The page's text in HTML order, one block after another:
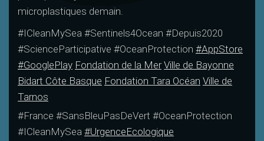
microplastiques demain.
#ICleanMySea #Sentinels4Ocean #Depuis2020
#ScienceParticipative #OceanProtection #AppStore
#GooglePlay Fondation de la Mer Ville de Bayonne
Bidart Côte Basque Fondation Tara Océan Ville de
Tarnos
#France #SansBleuPasDeVert #OceanProtection
#ICleanMySea #UrgenceEcologique